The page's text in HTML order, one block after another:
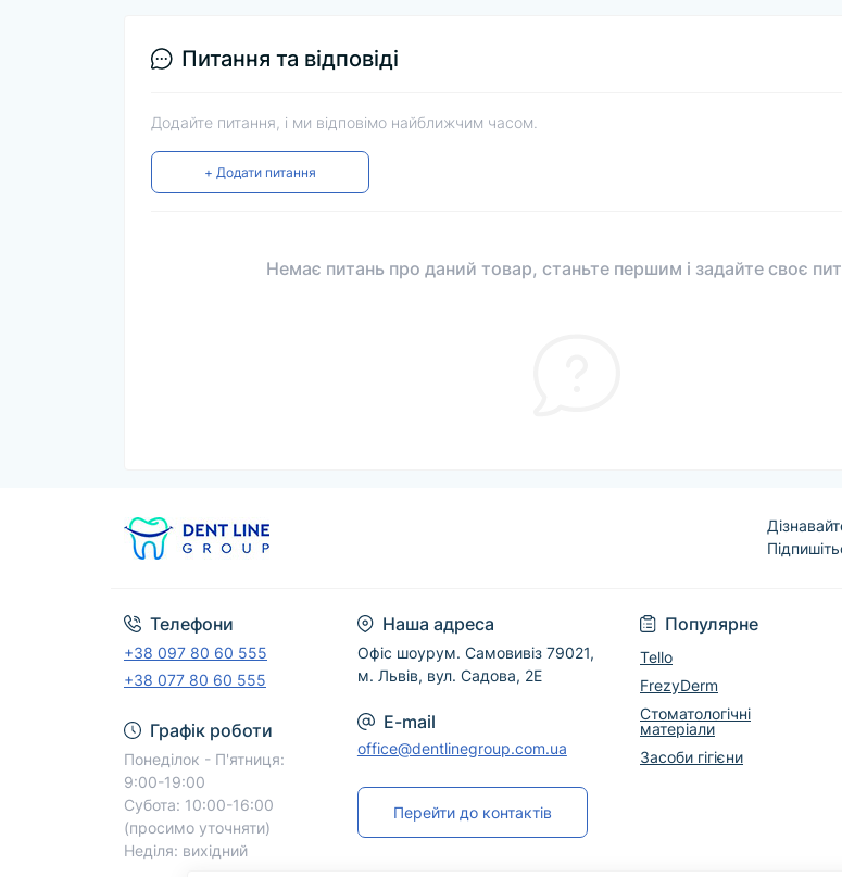
Питання та відповіді
Додайте питання, і ми відповімо найближчим часом.
+ Додати питання
Немає питань про даний товар, станьте першим і задайте своє
Телефони
+38 097 80 60 555
+38 077 80 60 555
Графік роботи
Понеділок - П'ятниця:
9:00-19:00
Субота: 10:00-16:00
(просимо уточняти)
Неділя: вихідний
Наша адреса
Офіс шоурум. Самовивіз 79021,
м. Львів, вул. Садова, 2Е
E-mail
office@dentlinegroup.com.ua
Перейти до контактів
Популярне
Tello
FrezyDerm
Стоматологічні
матеріали
Засоби гігієни